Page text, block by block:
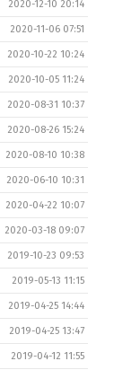
2020-12-10 20:14
2020-11-06 07:51
2020-10-22 10:24
2020-10-05 11:24
2020-08-31 10:37
2020-08-26 15:24
2020-08-10 10:38
2020-06-10 10:31
2020-04-22 10:07
2020-03-18 09:07
2019-10-23 09:53
2019-05-13 11:15
2019-04-25 14:44
2019-04-25 13:47
2019-04-12 11:55